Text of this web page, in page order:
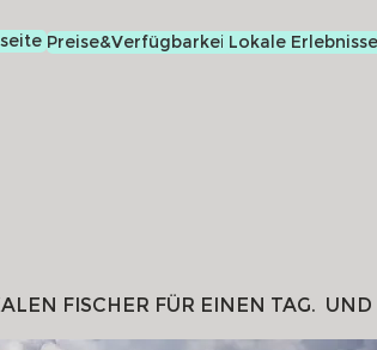
Preise&VerfügbarkeitLokale Erlebnisse
FISCHER FÜR EINEN TAG. UND